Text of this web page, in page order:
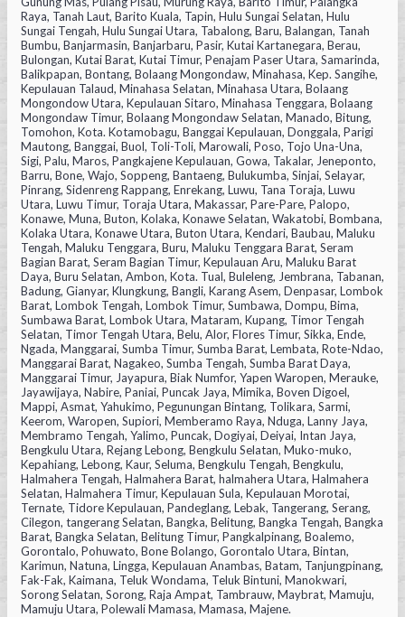
Raya, Tanah Laut, Barito Kuala, Tapin, Hulu Sungai Selatan, Hulu
Sungai Tengah, Hulu Sungai Utara, Tabalong, Baru, Balangan, Tanah
Bumbu, Banjarmasin, Banjarbaru, Pasir, Kutai Kartanegara, Berau,
Bulongan, Kutai Barat, Kutai Timur, Penajam Paser Utara, Samarinda,
Balikpapan, Bontang, Bolaang Mongondaw, Minahasa, Kep. Sangihe,
Kepulauan Talaud, Minahasa Selatan, Minahasa Utara, Bolaang
Mongondow Utara, Kepulauan Sitaro, Minahasa Tenggara, Bolaang
Mongondaw Timur, Bolaang Mongondaw Selatan, Manado, Bitung,
Tomohon, Kota. Kotamobagu, Banggai Kepulauan, Donggala, Parigi
Mautong, Banggai, Buol, Toli-Toli, Marowali, Poso, Tojo Una-Una,
Sigi, Palu, Maros, Pangkajene Kepulauan, Gowa, Takalar, Jeneponto,
Barru, Bone, Wajo, Soppeng, Bantaeng, Bulukumba, Sinjai, Selayar,
Pinrang, Sidenreng Rappang, Enrekang, Luwu, Tana Toraja, Luwu
Utara, Luwu Timur, Toraja Utara, Makassar, Pare-Pare, Palopo,
Konawe, Muna, Buton, Kolaka, Konawe Selatan, Wakatobi, Bombana,
Kolaka Utara, Konawe Utara, Buton Utara, Kendari, Baubau, Maluku
Tengah, Maluku Tenggara, Buru, Maluku Tenggara Barat, Seram
Bagian Barat, Seram Bagian Timur, Kepulauan Aru, Maluku Barat
Daya, Buru Selatan, Ambon, Kota. Tual, Buleleng, Jembrana, Tabanan,
Badung, Gianyar, Klungkung, Bangli, Karang Asem, Denpasar, Lombok
Barat, Lombok Tengah, Lombok Timur, Sumbawa, Dompu, Bima,
Sumbawa Barat, Lombok Utara, Mataram, Kupang, Timor Tengah
Selatan, Timor Tengah Utara, Belu, Alor, Flores Timur, Sikka, Ende,
Ngada, Manggarai, Sumba Timur, Sumba Barat, Lembata, Rote-Ndao,
Manggarai Barat, Nagakeo, Sumba Tengah, Sumba Barat Daya,
Manggarai Timur, Jayapura, Biak Numfor, Yapen Waropen, Merauke,
Jayawijaya, Nabire, Paniai, Puncak Jaya, Mimika, Boven Digoel,
Mappi, Asmat, Yahukimo, Pegunungan Bintang, Tolikara, Sarmi,
Keerom, Waropen, Supiori, Memberamo Raya, Nduga, Lanny Jaya,
Membramo Tengah, Yalimo, Puncak, Dogiyai, Deiyai, Intan Jaya,
Bengkulu Utara, Rejang Lebong, Bengkulu Selatan, Muko-muko,
Kepahiang, Lebong, Kaur, Seluma, Bengkulu Tengah, Bengkulu,
Halmahera Tengah, Halmahera Barat, halmahera Utara, Halmahera
Selatan, Halmahera Timur, Kepulauan Sula, Kepulauan Morotai,
Ternate, Tidore Kepulauan, Pandeglang, Lebak, Tangerang, Serang,
Cilegon, tangerang Selatan, Bangka, Belitung, Bangka Tengah, Bangka
Barat, Bangka Selatan, Belitung Timur, Pangkalpinang, Boalemo,
Gorontalo, Pohuwato, Bone Bolango, Gorontalo Utara, Bintan,
Karimun, Natuna, Lingga, Kepulauan Anambas, Batam, Tanjungpinang,
Fak-Fak, Kaimana, Teluk Wondama, Teluk Bintuni, Manokwari,
Sorong Selatan, Sorong, Raja Ampat, Tambrauw, Maybrat, Mamuju,
Mamuju Utara, Polewali Mamasa, Mamasa, Majene.